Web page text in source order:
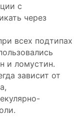
с
через
всех подтипах
и ломустин.
зависит от